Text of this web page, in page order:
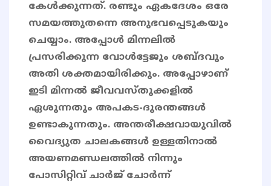
കേൾക്കുന്നത്. രണ്ടും ഏകദേശം ഒരേ
സമയത്തുതന്നെ അനുഭവപ്പെടുകയും
ചെയ്യാം. അപ്പോൾ മിന്നലിൽ
പ്രസരിക്കുന്ന വോൾട്ടേജും ശബ്ദവും
അതി ശക്തമായിരിക്കും. അപ്പോഴാണ്
ഇടി മിന്നൽ ജീവവസ്തുക്കളിൽ
ഏശുന്നതും അപകട-ദുരന്തങ്ങൾ
ഉണ്ടാകുന്നതും. അന്തരീക്ഷവായുവിൽ
വൈദ്യുത ചാലകങ്ങൾ ഉള്ളതിനാൽ
അയണമണ്ഡലത്തിൽ നിന്നും
പോസിറ്റിവ് ചാർജ് ചോർന്ന്